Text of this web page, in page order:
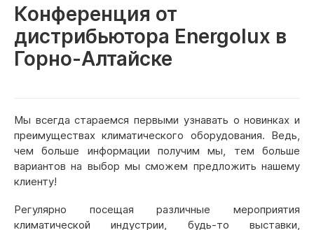
Конференция от
дистрибьютора Energolux в
Горно-Алтайске
Мы всегда стараемся первыми узнавать о новинках и
преимуществах климатического оборудования. Ведь,
чем больше информации получим мы, тем больше
вариантов на выбор мы сможем предложить нашему
клиенту!
Регулярно посещая различные мероприятия
климатической индустрии, будь-то выставки,